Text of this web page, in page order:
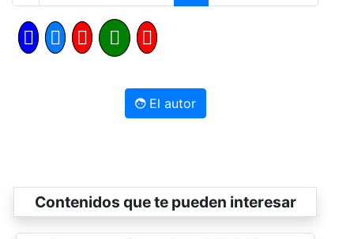
El autor
Contenidos que te pueden interesar